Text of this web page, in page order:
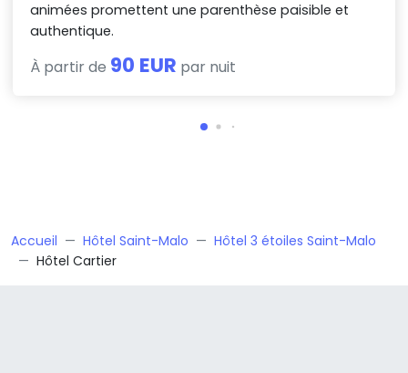
animées promettent une parenthèse paisible et
authentique.
À partir de 90 EUR par nuit
Accueil Hôtel Saint-Malo
Hôtel 3 étoiles Saint-Malo
Hôtel Cartier